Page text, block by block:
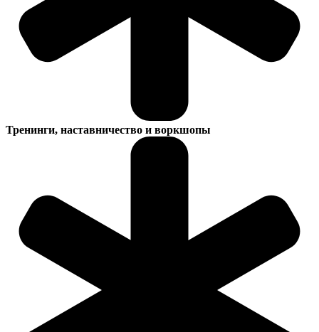
Тренинги, наставничество и воркшопы